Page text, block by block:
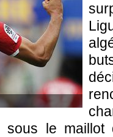
sous le maillot